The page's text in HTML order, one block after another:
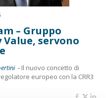
– Gruppo
servono
- Il nuovo concetto di
europeo con la CRR3